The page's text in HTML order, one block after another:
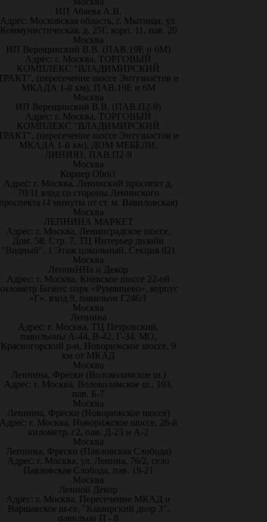
ИП Абаева А.В.
Адрес: Московская область, г. Мытищи, ул.
Коммунистическая, д. 25Г, корп. 11, пав. 20
Москва
ИП Верещинский В.В. (ПАВ.19Е и 6М)
Адрес: г. Москва, ТОРГОВЫЙ
КОМПЛЕКС "ВЛАДИМИРСКИЙ
(пересечение шоссе Энтузиастов и
МКАДА 1-й км), ПАВ.19Е и 6М
Москва
ИП Верещинский В.В. (ПАВ.П2-9)
Адрес: г. Москва, ТОРГОВЫЙ
КОМПЛЕКС "ВЛАДИМИРСКИЙ
(пересечение шоссе Энтузиастов и
МКАДА 1-й км), ДОМ МЕБЕЛИ,
ЛИНИЯ1, ПАВ.П2-9
Москва
Корнер Oboi1
Адрес: г. Москва, Ленинский проспект д.
70/11 вход со стороны Ленинского
(4 минуты от ст. м. Вавиловская)
Москва
ЛЕПНИНА МАРКЕТ
Адрес: г. Москва, Ленинградское шоссе,
Дом. 58, Стр. 7, ТЦ Интерьер дизайн
"Водный", 1 Этаж цокольный, Секция 021
Москва
ЛепниННа и Декор
Адрес: г. Москва, Киевское шоссе 22-ой
Бизнес парк «Румянцево», корпус
«Г», вход 9, павильон Г246/1
Москва
Лепнина
Адрес: г. Москва, ТЦ Петровский,
павильоны А-44, В-42, Г-34. МО,
Красногорский р-н, Новорижское шоссе, 9
км от МКАД
Москва
Лепнина, Фрески (Волоколамское ш.)
Адрес: г. Москва, Волоколамское ш., 103,
пав. Б-7
Москва
Лепнина, Фрески (Новорижское шоссе)
г. Москва, Новорижское шоссе, 26-й
километр, с2, пав. Д-23 и А-2
Москва
Лепнина, Фрески (Павловская Слобода)
Адрес: г. Москва, ул. Ленина, 76/2, село
Павловская Слобода, пав. 19-21
Москва
Лепной Декор
Адрес: г. Москва, Пересечение МКАД и
Варшавское ш-се, "Каширский двор 3",
павильон П - 8